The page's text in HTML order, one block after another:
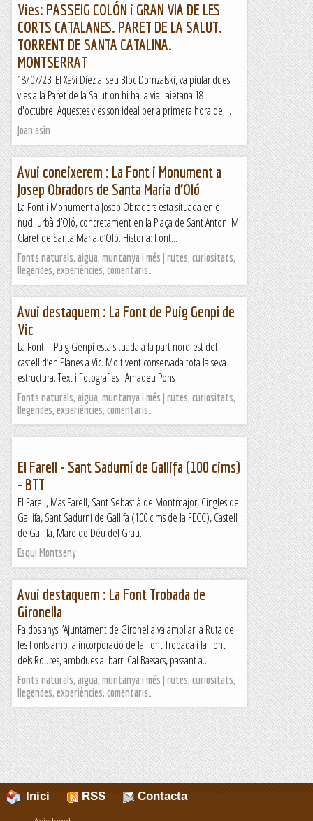
Vies: PASSEIG COLÓN i GRAN VIA DE LES
CORTS CATALANES. PARET DE LA SALUT.
TORRENT DE SANTA CATALINA.
MONTSERRAT
18/07/23. El Xavi Díez al seu Bloc Domzalski, va piular dues
vies a la Paret de la Salut on hi ha la via Laietana 18
d'octubre. Aquestes vies son ideal per a primera hora del...
Joan asín
Avui coneixerem : La Font i Monument a
Josep Obradors de Santa Maria d’Oló
La Font i Monument a Josep Obradors esta situada en el
nucli urbà d’Oló, concretament en la Plaça de Sant Antoni M.
Claret de Santa Maria d’Oló. Historia: Font...
Fonts naturals, aigua, muntanya i més | rutes, curiositats,
llegendes, experiències, comentaris…
Avui destaquem : La Font de Puig Genpí de
Vic
La Font – Puig Genpí esta situada a la part nord-est del
castell d’en Planes a Vic. Molt vent conservada tota la seva
estructura. Text i Fotografies : Amadeu Pons
Fonts naturals, aigua, muntanya i més | rutes, curiositats,
llegendes, experiències, comentaris…
El Farell - Sant Sadurní de Gallifa (100 cims)
- BTT
El Farell, Mas Farell, Sant Sebastià de Montmajor, Cingles de
Gallifa, Sant Sadurní de Gallifa (100 cims de la FECC), Castell
de Gallifa, Mare de Déu del Grau...
Esqui Montseny
Avui destaquem : La Font Trobada de
Gironella
Fa dos anys l’Ajuntament de Gironella va ampliar la Ruta de
les Fonts amb la incorporació de la Font Trobada i la Font
dels Roures, ambdues al barri Cal Bassacs, passant a...
Fonts naturals, aigua, muntanya i més | rutes, curiositats,
llegendes, experiències, comentaris…
Inici RSS Contacta